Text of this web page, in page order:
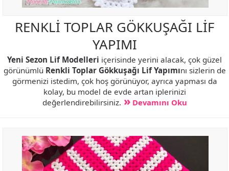
RENKLİ TOPLAR GÖKKUŞAĞI LİF
YAPIMI
Yeni Sezon Lif Modelleri içerisinde yerini alacak, çok güzel
görünümlü Renkli Toplar Gökkuşağı Lif Yapımını sizlerin de
görmenizi istedim, çok hoş görünüyor, ayrıca yapması da
kolay, bu model de evde artan iplerinizi
değerlendirebilirsiniz.
Devamını Oku